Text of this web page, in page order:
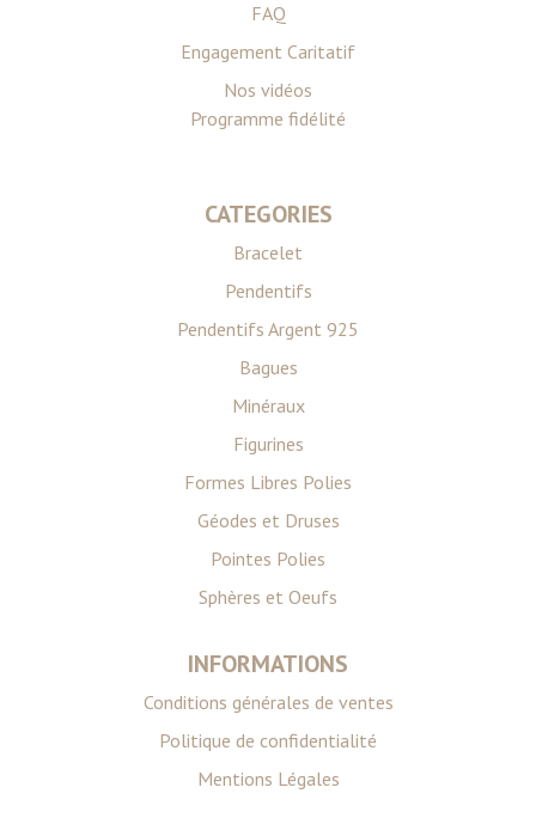
FAQ
Engagement Caritatif
Nos vidéos
Programme fidélité
CATEGORIES
Bracelet
Pendentifs
Pendentifs Argent 925
Bagues
Minéraux
Figurines
Formes Libres Polies
Géodes et Druses
Pointes Polies
Sphères et Oeufs
INFORMATIONS
Conditions générales de ventes
Politique de confidentialité
Mentions Légales